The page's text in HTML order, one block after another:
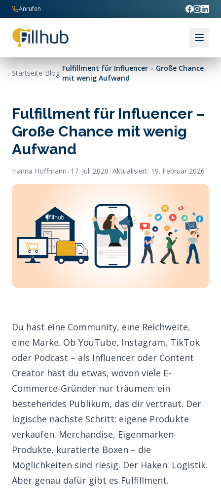
Zum Inhalt springen
Anrufen
Startseite/Blog/
Fulfillment für Influencer – Große Chance
mit wenig Aufwand
Fulfillment für Influencer –
Große Chance mit wenig
Aufwand
Hanna Hoffmann | 17. Juli 2020 |Aktualisiert: 19. Februar 2026
Du hast eine Community, eine Reichweite,
eine Marke. Ob YouTube, Instagram, TikTok
oder Podcast – als Influencer oder Content
Creator hast du etwas, wovon viele E-
Commerce-Gründer nur träumen: ein
bestehendes Publikum, das dir vertraut. Der
logische nächste Schritt: eigene Produkte
verkaufen. Merchandise, Eigenmarken-
Produkte, kuratierte Boxen – die
Möglichkeiten sind riesig. Der Haken: Logistik.
Aber genau dafür gibt es Fulfillment.